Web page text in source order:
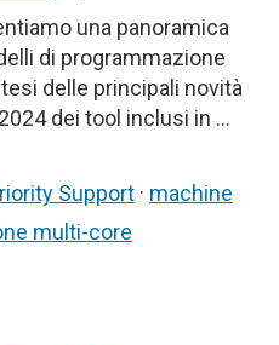
una panoramica
di programmazione
delle principali novità
dei tool inclusi in …
Support· machine
multi-core